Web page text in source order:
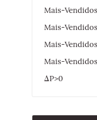
Mais-Vendidos
Mais-
Mais-
Mais-
ΔP>0